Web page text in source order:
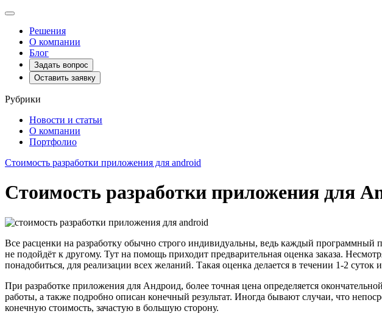
Toggle
navigationРешения
О компании
Блог
Задать вопрос
Оставить заявку
Рубрики
Новости и статьи
О компании
Портфолио
Стоимость разработки приложения для android
Стоимость разработки приложения для
Все расценки на разработку обычно строго индивидуальны, ведь каждый программный
не подойдёт к другому. Тут на помощь приходит предварительная оценка заказа.
понадобиться, для реализации всех желаний. Такая оценка делается в течении 1-2
При разработке приложения для Андроид, более точная цена определяется
работы, а также подробно описан конечный результат. Иногда бывают случаи, что
конечную стоимость, зачастую в большую сторону.